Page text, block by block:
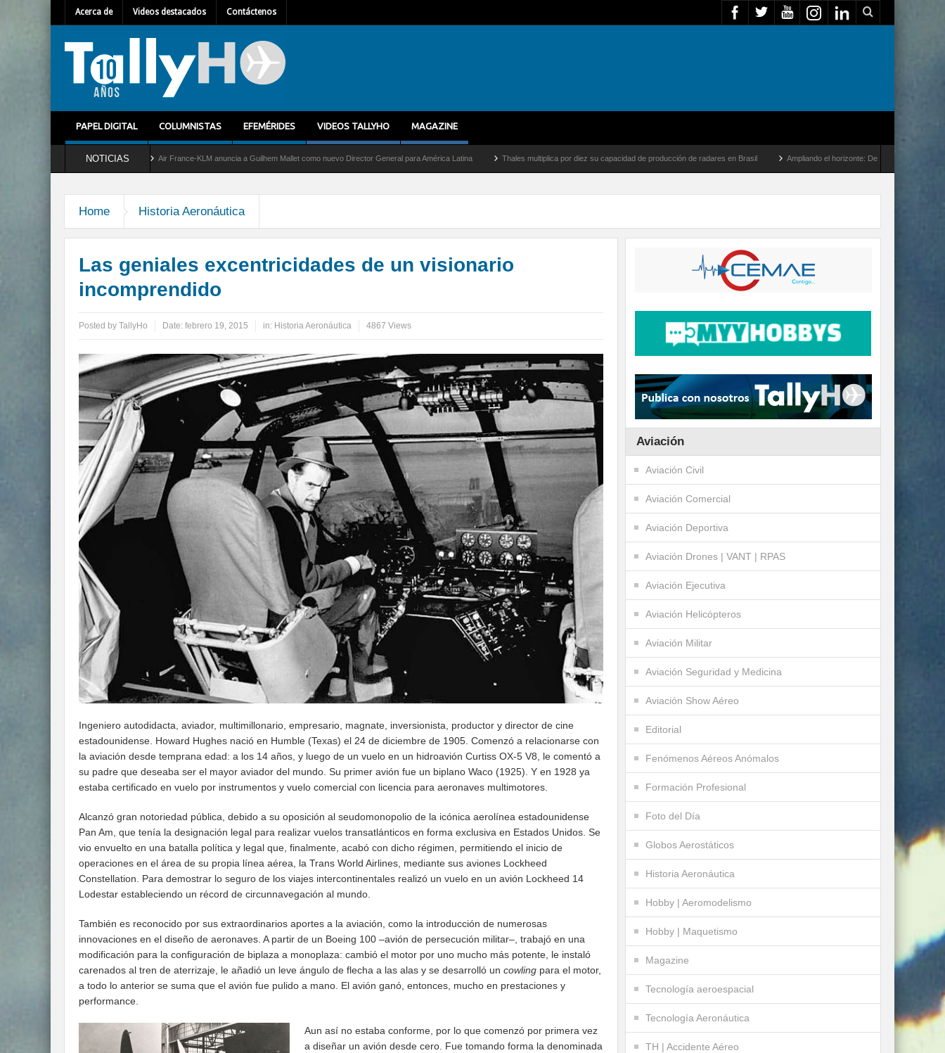
Acerca de Videos destacados Contáctenos
PAPEL DIGITAL COLUMNISTAS EFEMÉRIDES VIDEOS TALLYHO MAGAZINE
NOTICIAS
Air France-KLM anuncia a Guilhem Mallet como nuevo Director General para América Latina Thales multiplica por diez su capacidad de producción de radares en Brasil Ampliando el horizonte: Dentro del vuelo de desarrollo más
Home Historia Aeronáutica
Las geniales excentricidades de un visionario
incomprendido
Posted by TallyHo Date: febrero 19, 2015 in: Historia Aeronáutica 4867 Views
Ingeniero autodidacta, aviador, multimillonario, empresario, magnate, inversionista, productor y director de cine
estadounidense. Howard Hughes nació en Humble (Texas) el 24 de diciembre de 1905. Comenzó a relacionarse con
la aviación desde temprana edad: a los 14 años, y luego de un vuelo en un hidroavión Curtiss OX-5 V8, le comentó a
su padre que deseaba ser el mayor aviador del mundo. Su primer avión fue un biplano Waco (1925). Y en 1928 ya
estaba certificado en vuelo por instrumentos y vuelo comercial con licencia para aeronaves multimotores.
Alcanzó gran notoriedad pública, debido a su oposición al seudomonopolio de la icónica aerolínea estadounidense
Pan Am, que tenía la designación legal para realizar vuelos transatlánticos en forma exclusiva en Estados Unidos. Se
vio envuelto en una batalla política y legal que, finalmente, acabó con dicho régimen, permitiendo el inicio de
operaciones en el área de su propia línea aérea, la Trans World Airlines, mediante sus aviones Lockheed
Constellation. Para demostrar lo seguro de los viajes intercontinentales realizó un vuelo en un avión Lockheed 14
Lodestar estableciendo un récord de circunnavegación al mundo.
También es reconocido por sus extraordinarios aportes a la aviación, como la introducción de numerosas
innovaciones en el diseño de aeronaves. A partir de un Boeing 100 –avión de persecución militar–, trabajó en una
modificación para la configuración de biplaza a monoplaza: cambió el motor por uno mucho más potente, le instaló
carenados al tren de aterrizaje, le añadió un leve ángulo de flecha a las alas y se desarrolló un cowling para el motor,
a todo lo anterior se suma que el avión fue pulido a mano. El avión ganó, entonces, mucho en prestaciones y
performance.
Aun así no estaba conforme, por lo que comenzó por primera vez
a diseñar un avión desde cero. Fue tomando forma la denominada
Aviación
Aviación Civil
Aviación Comercial
Aviación Deportiva
Aviación Drones | VANT | RPAS
Aviación Ejecutiva
Aviación Helicópteros
Aviación Militar
Aviación Seguridad y Medicina
Aviación Show Aéreo
Editorial
Fenómenos Aéreos Anómalos
Formación Profesional
Foto del Día
Globos Aerostáticos
Historia Aeronáutica
Hobby | Aeromodelismo
Hobby | Maquetismo
Magazine
Tecnología aeroespacial
Tecnología Aeronáutica
TH | Accidente Aéreo